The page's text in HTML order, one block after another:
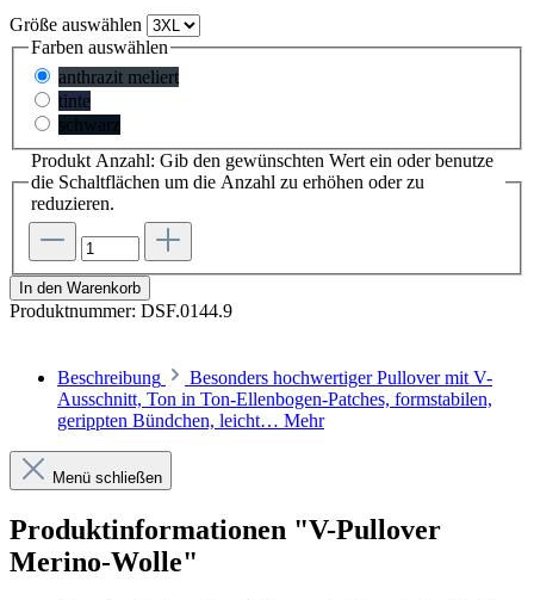
Größe auswählen
Farben auswählen
anthrazit meliert
tinte
schwarz
Produkt Anzahl: Gib den gewünschten Wert ein oder benutze
die Schaltflächen um die Anzahl zu erhöhen oder zu
reduzieren.
In den Warenkorb
Produktnummer: DSF.0144.9
Beschreibung
Besonders hochwertiger Pullover mit V-
Ausschnitt, Ton in Ton-Ellenbogen-Patches, formstabilen,
gerippten Bündchen, leicht… Mehr
Menü schließen
Produktinformationen "V-Pullover
Merino-Wolle"